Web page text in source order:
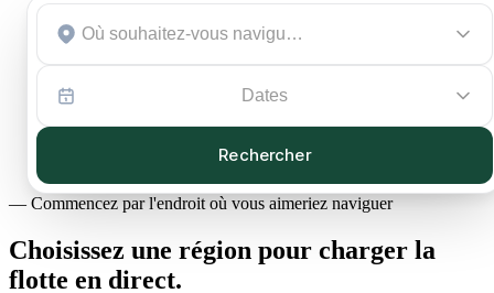
Lancer une demande→
Dates
Rechercher
— Commencez par l'endroit où vous aimeriez naviguer
Choisissez une région pour charger la
flotte en direct.